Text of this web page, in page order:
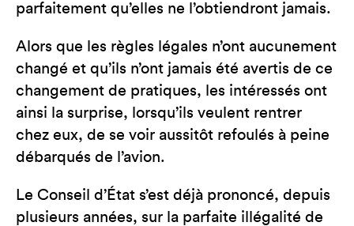
parfaitement qu’elles ne l’obtiendront jamais.
Alors que les règles légales n’ont aucunement
changé et qu’ils n’ont jamais été avertis de ce
changement de pratiques, les intéressés ont
ainsi la surprise, lorsqu’ils veulent rentrer
chez eux, de se voir aussitôt refoulés à peine
débarqués de l’avion.
Le Conseil d’État s’est déjà prononcé, depuis
plusieurs années, sur la parfaite illégalité de